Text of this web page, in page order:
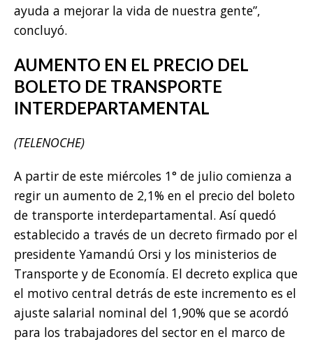
ayuda a mejorar la vida de nuestra gente”,
concluyó.
AUMENTO EN EL PRECIO DEL
BOLETO DE TRANSPORTE
INTERDEPARTAMENTAL
(TELENOCHE)
A partir de este miércoles 1° de julio comienza a
regir un aumento de 2,1% en el precio del boleto
de transporte interdepartamental. Así quedó
establecido a través de un decreto firmado por el
presidente Yamandú Orsi y los ministerios de
Transporte y de Economía. El decreto explica que
el motivo central detrás de este incremento es el
ajuste salarial nominal del 1,90% que se acordó
para los trabajadores del sector en el marco de